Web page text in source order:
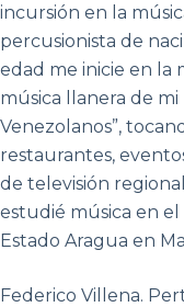
incursión en la
percusionista de
edad me inicie en la
música llanera de
Venezolanos”,
restaurantes,
de televisión
estudié música en el
Estado Aragua en
Federico Villena.